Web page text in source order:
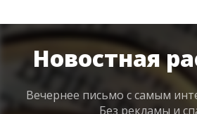
Новостная
Вечернее письмо с самым
Без рекламы и